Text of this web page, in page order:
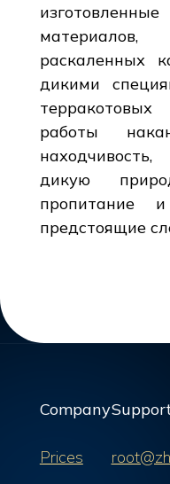
материалов,
раскаленных
дикими
работы
дикую
пропитание
предстоящие
Company
Prices